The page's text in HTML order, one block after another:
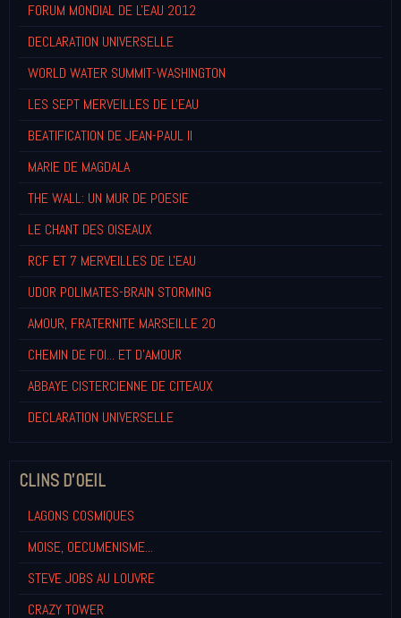
FORUM MONDIAL DE L'EAU 2012
DECLARATION UNIVERSELLE
WORLD WATER SUMMIT-WASHINGTON
LES SEPT MERVEILLES DE L'EAU
BEATIFICATION DE JEAN-PAUL II
MARIE DE MAGDALA
THE WALL: UN MUR DE POESIE
LE CHANT DES OISEAUX
RCF ET 7 MERVEILLES DE L'EAU
UDOR POLIMATES-BRAIN STORMING
AMOUR, FRATERNITE MARSEILLE 20
CHEMIN DE FOI... ET D'AMOUR
ABBAYE CISTERCIENNE DE CITEAUX
DECLARATION UNIVERSELLE
CLINS D'OEIL
LAGONS COSMIQUES
MOISE, OECUMENISME...
STEVE JOBS AU LOUVRE
CRAZY TOWER